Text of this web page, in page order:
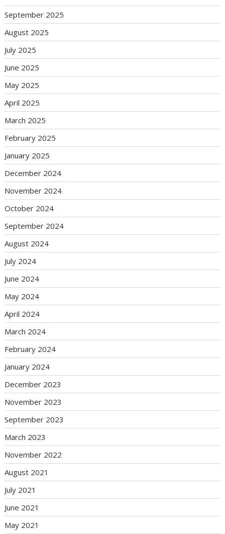
September 2025
August 2025
July 2025
June 2025
May 2025
April 2025
March 2025
February 2025
January 2025
December 2024
November 2024
October 2024
September 2024
August 2024
July 2024
June 2024
May 2024
April 2024
March 2024
February 2024
January 2024
December 2023
November 2023
September 2023
March 2023
November 2022
August 2021
July 2021
June 2021
May 2021